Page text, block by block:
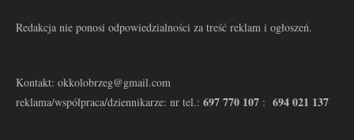
Redakcja nie ponosi odpowiedzialności za treść reklam i ogłoszeń.
Kontakt: okkolobrzeg@gmail.com
reklama/współpraca/dziennikarze: nr tel.: 697 770 107 : 694 021 137